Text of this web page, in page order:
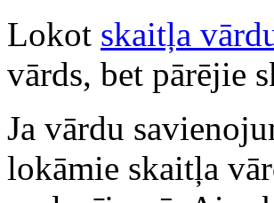
Lokot skaitļa
vārds, bet pārējie
Ja vārdu
lokāmie skaitļa